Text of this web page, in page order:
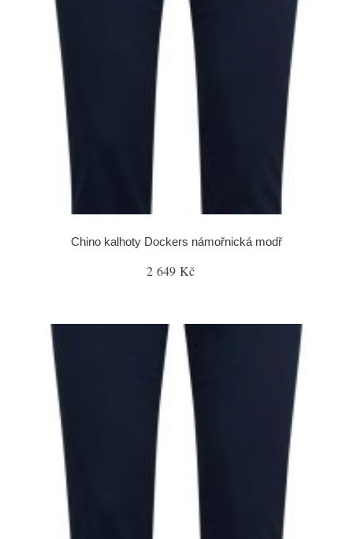
Chino kalhoty Dockers námořnická modř
2 649 Kč